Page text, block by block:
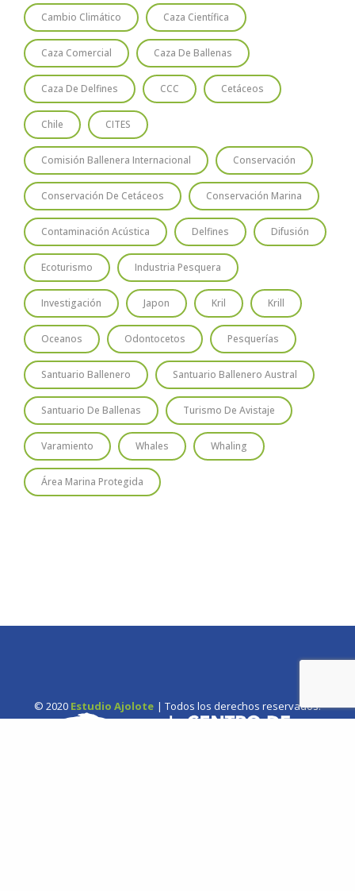
Cambio Climático Caza Científica
Caza Comercial Caza De Ballenas
Caza De Delfines CCC Cetáceos
Chile CITES
Comisión Ballenera Internacional Conservación
Conservación De Cetáceos Conservación Marina
Contaminación Acústica Delfines Difusión
Ecoturismo Industria Pesquera
Investigación Japon Kril Krill
Oceanos Odontocetos Pesquerías
Santuario Ballenero Santuario Ballenero Austral
Santuario De Ballenas Turismo De Avistaje
Varamiento Whales Whaling
Área Marina Protegida
© 2020 Estudio Ajolote | Todos los derechos reservados.